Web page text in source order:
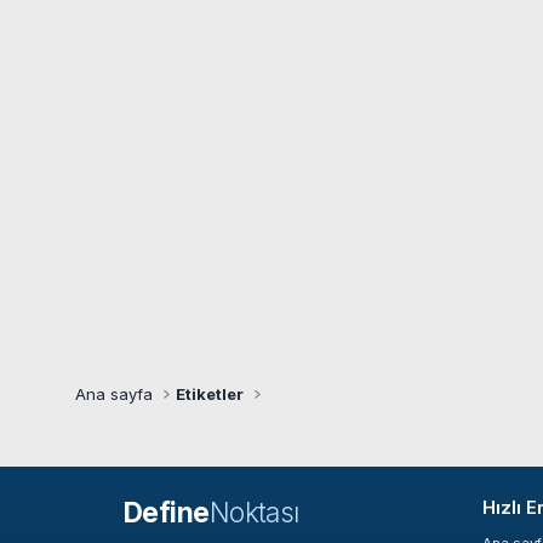
Ana sayfa Etiketler
DefineNoktası Hızlı